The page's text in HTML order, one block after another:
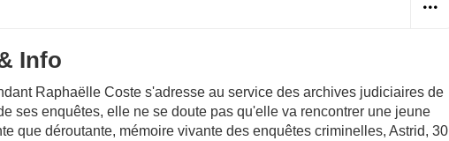
Info
Raphaëlle Coste s'adresse au service des archives judiciaires de
ses enquêtes, elle ne se doute pas qu'elle va rencontrer une jeune
que déroutante, mémoire vivante des enquêtes criminelles, Astrid, 30